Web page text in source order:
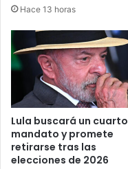
Hace 13 horas
Lula buscará un cuarto
mandato y promete
retirarse tras las
elecciones de 2026